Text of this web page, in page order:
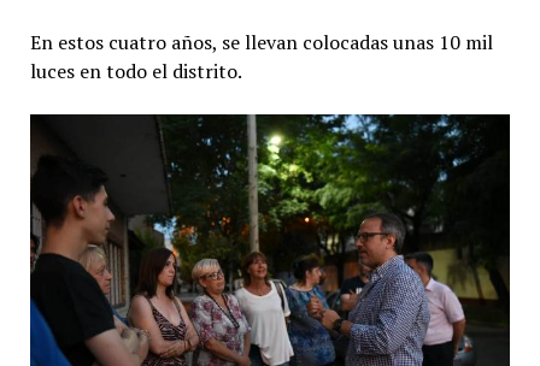
En estos cuatro años, se llevan colocadas unas 10 mil
luces en todo el distrito.